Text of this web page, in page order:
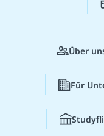
Über
Für